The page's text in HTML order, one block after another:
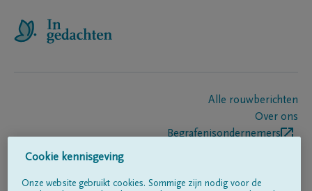
Alle rouwberichten
Over ons
Begrafenisondernemers
Cookie kennisgeving
Onze website gebruikt cookies. Sommige zijn nodig voor de